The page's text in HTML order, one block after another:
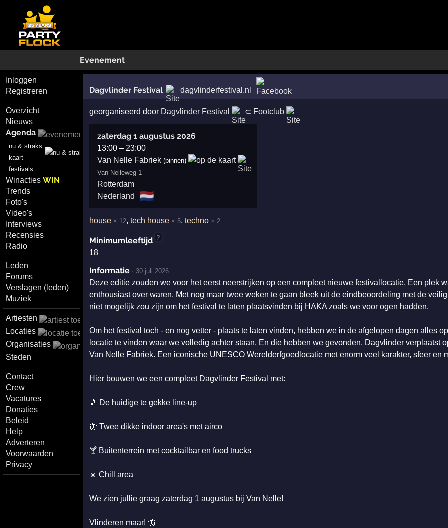
Evenement
Inloggen
Registreren
Overzicht
Nieuws
Agenda
nu & straks
kaart
festivals
WinactiesWIN
Trends
Foto's
Video's
Interviews
Recensies
Radio
Leden
Forums
Verslagen (leden)
Muziek
Artiesten
Locaties
Organisaties
Steden
Contact
Crew
Vacatures
Donaties
Beleid
Help
Adverteren
Voorwaarden
Privacy
Dagvlinder Festival dagvlinderfestival.nl
georganiseerd door Dagvlinder Festival ⊂ Footclub
zaterdag 1 augustus 2026
13:00– 23:00
Van Nelle Fabriek (binnen)
Van Nelleweg 1
Rotterdam
Nederland
🇳🇱
house × 12, tech house × 5, techno × 2
Minimumleeftijd ?
18
Informatie · 30 juli 2026
Deze editie zouden we voor het eerst neerstrijken op een compleet nieuwe festivallocatie. Een plek
enthousiast over waren. Met nog maar twee weken te gaan bleek uit de eindbeoordeling met de
niet mogelijk zou zijn om het festival te laten plaatsvinden bij HAKA zoals we voor ogen hadden.
Om het festival toch - en nog vetter - plaats te laten vinden, hebben we in de afgelopen dagen alles
locatie te vinden waar we volledig achter staan. En die hebben we gevonden. Dagvlinder verplaatst
Van Nelle Fabriek. Een iconische UNESCO Werelderfgoedlocatie met enorm veel karakter, sfeer en
Hier bouwen we een compleet Dagvlinder Festival met:
🎵 De huidige te gekke line-up
🦋 Twee dikke indoor area's met airco
🍸 Buitenterrein met cocktailbar en food trucks
☀️ Chill area
We zien jullie graag zaterdag 1 augustus bij Van Nelle!
Vlinderen maar! 🦋